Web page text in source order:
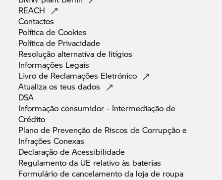
REACH
Contactos
Política deCookies
Política de Privacidade
Resolução alternativa de litígios
Informações Legais
Livro de Reclamações Eletrónico
Atualiza os teusdados
DSA
Informação consumidor - Intermediação de
Crédito
Plano de Prevenção de Riscos de Corrupção e
InfraçõesConexas
Declaração deAcessibilidade
Regulamento da UE relativo às baterias
Formulário de cancelamento da loja de roupa